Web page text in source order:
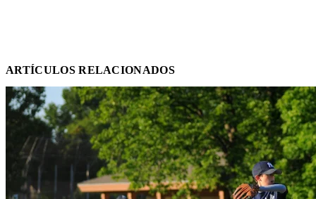
ARTÍCULOS RELACIONADOS